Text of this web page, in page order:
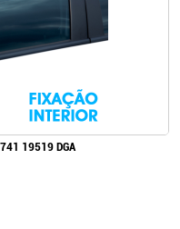
741 19519 DGA